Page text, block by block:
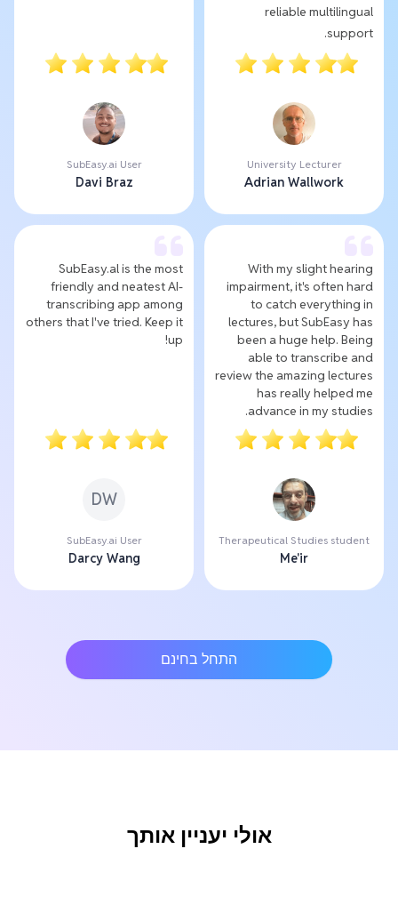
reliable multilingual
support.
University Lecturer
Adrian Wallwork
SubEasy.ai User
Davi Braz
With my slight hearing
impairment, it's often hard
to catch everything in
lectures, but SubEasy has
been a huge help. Being
able to transcribe and
review the amazing lectures
has really helped me
advance in my studies.
Therapeutical Studies student
Me'ir
SubEasy.al is the most
friendly and neatest AI-
transcribing app among
others that I've tried. Keep it
up!
DW
SubEasy.ai User
Darcy Wang
התחל בחינם
אולי יעניין אותך